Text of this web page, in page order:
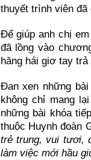
thuyết trình viên đã
Để giúp anh chị
đã lồng vào
hăng hái giơ tay
Đan xen những
không chỉ mang
những bài khóa
thuộc Huynh đoàn
trẻ trung, vui tươi,
làm việc mới hầu